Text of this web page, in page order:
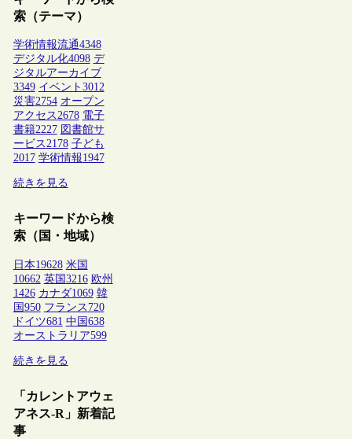
索（テーマ）
学術情報流通4348
デジタル化4098 デ
ジタルアーカイブ
3349 イベント 3012
災害2754 オープン
アクセス2678 電子
書籍2227 図書館サ
ービス2178 子ども
2017 学術情報1947
続きを見る
キーワードから検
索（国・地域）
日本19628 米国
10662 英国 3216 欧州
1426 カナダ1069 韓
国 950 フランス 720
ドイツ681 中国 638
オーストラリア599
続きを見る
「カレントアウェ
アネス-R」新着記
事